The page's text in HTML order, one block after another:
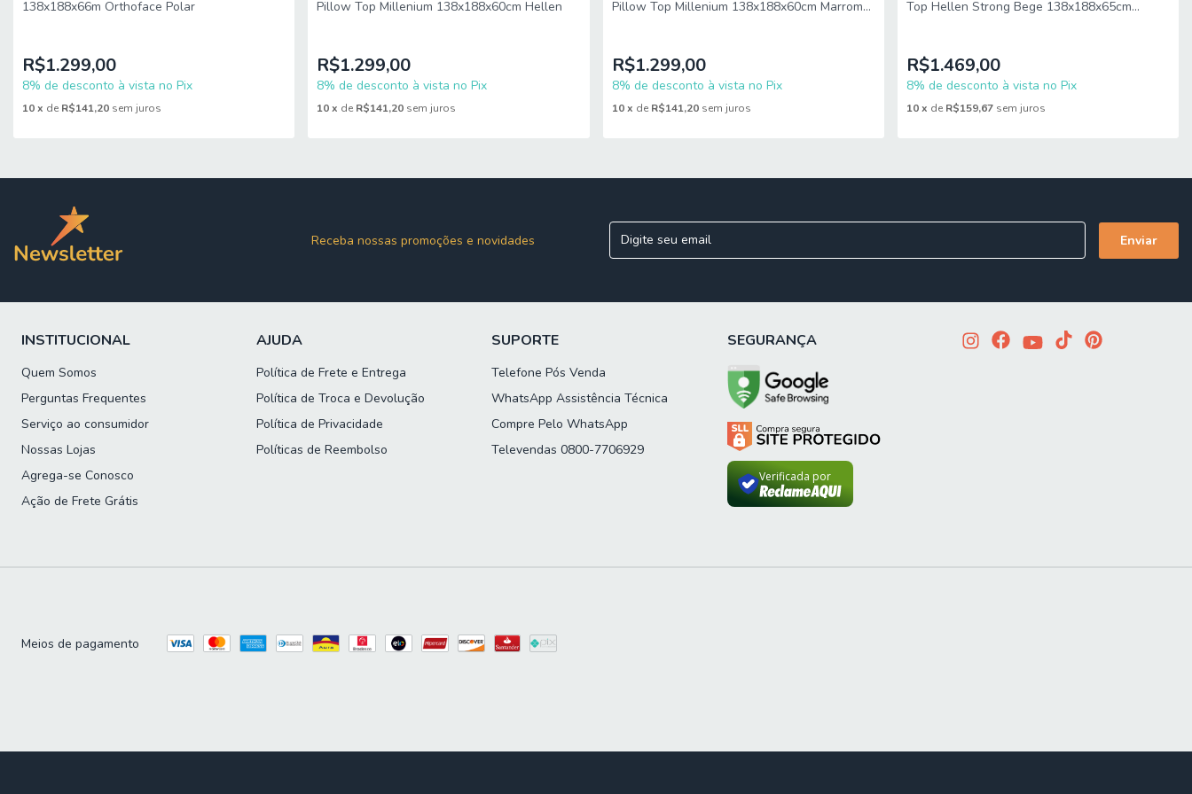
138x188x66m Orthoface Polar
R$1.299,00
8% de desconto à vista no Pix
10x de R$141,20 sem juros
Pillow Top Millenium 138x188x60cm Hellen
R$1.299,00
8% de desconto à vista no Pix
10 x de R$141,20 sem juros
Pillow Top Millenium 138x188x60cm Marrom
R$1.299,00
8% de desconto à vista no Pix
10 x de R$141,20 sem juros
Top Hellen Strong Bege 138x188x65cm
R$1.469,00
8% de desconto à vista no Pix
10 x de R$159,67 sem juros
Receba nossas promoções e novidades
INSTITUCIONAL
Quem Somos
Perguntas Frequentes
Serviço ao consumidor
Nossas Lojas
Agrega-se Conosco
Ação de Frete Grátis
AJUDA
Política de Frete e Entrega
Política de Troca e Devolução
Política de Privacidade
Políticas de Reembolso
SUPORTE
Telefone Pós Venda
WhatsApp Assistência Técnica
Compre Pelo WhatsApp
Televendas 0800-7706929
SEGURANÇA
Verificada por
Meios de pagamento